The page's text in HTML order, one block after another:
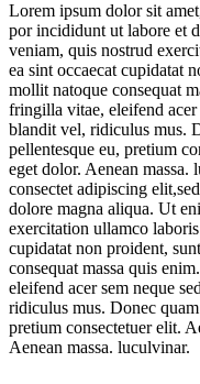
Lorem ipsum dolor sit
por incididunt ut labore et
veniam, quis nostrud
ea sint occaecat cupidatat
mollit natoque consequat
fringilla vitae, eleifend acer
blandit vel, ridiculus mus.
pellentesque eu, pretium
eget dolor. Aenean
consectet adipiscing
dolore magna aliqua. Ut
exercitation ullamco
cupidatat non proident,
consequat massa quis
eleifend acer sem neque
ridiculus mus. Donec
pretium consectetuer elit.
Aenean massa. luculvinar.